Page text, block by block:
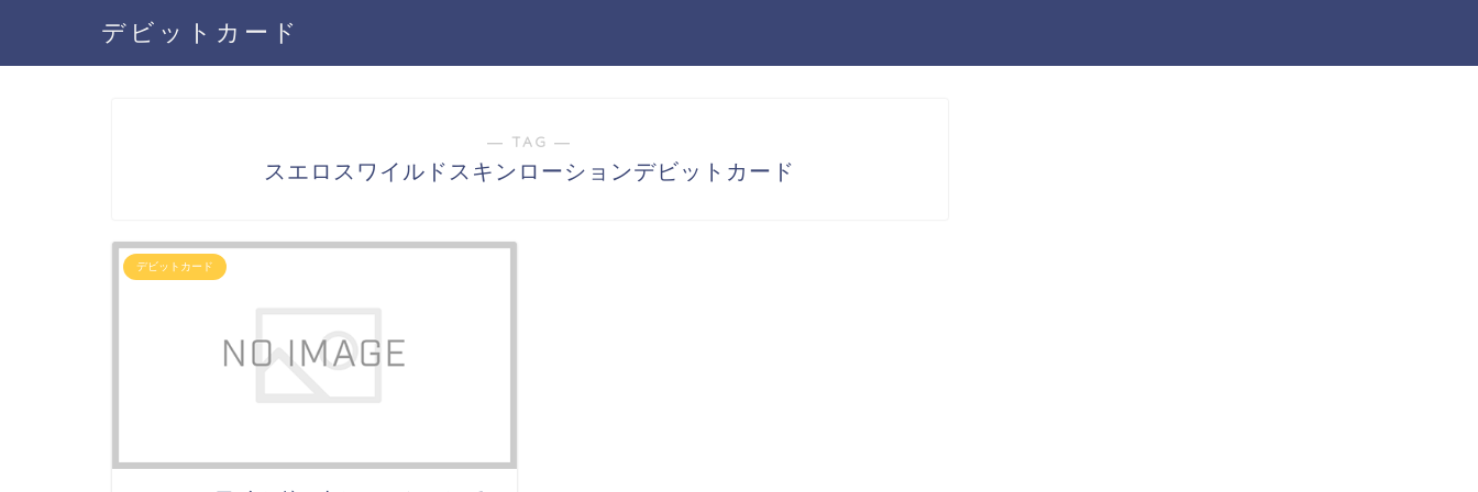
デビットカード
― TAG ―
スエロスワイルドスキンローションデビットカード
デビットカード